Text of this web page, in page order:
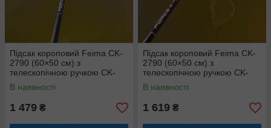
Підсак короповий Feima CK-
2790 (60×50 см) з
телескопічною ручкою CK-
2835 (3 метри)
В наявності
1 479 ₴
Підсак короповий Feima CK-
2790 (60×50 см) з
телескопічною ручкою CK-
2840 (4 метри)
В наявності
1 619 ₴